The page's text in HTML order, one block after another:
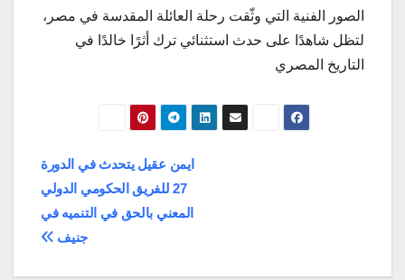
الصور الفنية التي وثّقت رحلة العائلة المقدسة في مصر،
لتظل شاهدًا على حدث استثنائي ترك أثرًا خالدًا في
التاريخ المصري
ايمن عقيل يتحدث في الدورة
27 للفريق الحكومي الدولي
المعني بالحق في التنميه في
جنيف